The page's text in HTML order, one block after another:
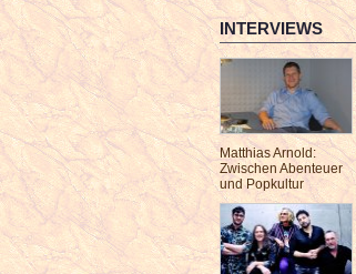
INTERVIEWS
Matthias Arnold:
Zwischen Abenteuer
und Popkultur